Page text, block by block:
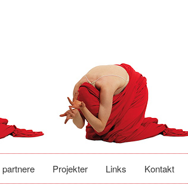
Projekter Links Kontakt